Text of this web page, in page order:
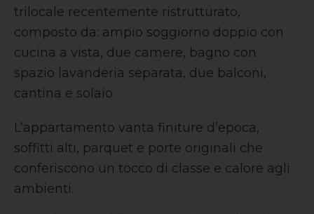
trilocale recentemente ristrutturato,
composto da: ampio soggiorno doppio con
cucina a vista, due camere, bagno con
spazio lavanderia separata, due balconi,
cantina e solaio.
L’appartamento vanta finiture d’epoca,
soffitti alti, parquet e porte originali che
conferiscono un tocco di classe e calore agli
ambienti.